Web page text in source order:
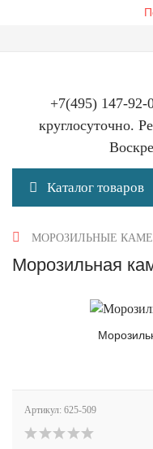
+7(495) 147-92-
круглосуточно.
Каталог товаров
МОРОЗИЛЬНЫЕ
Морозильная
Артикул: 625-509